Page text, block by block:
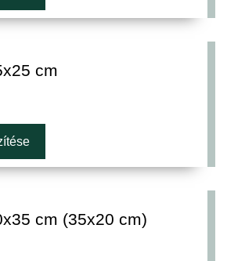
cm
cm (35x20 cm)